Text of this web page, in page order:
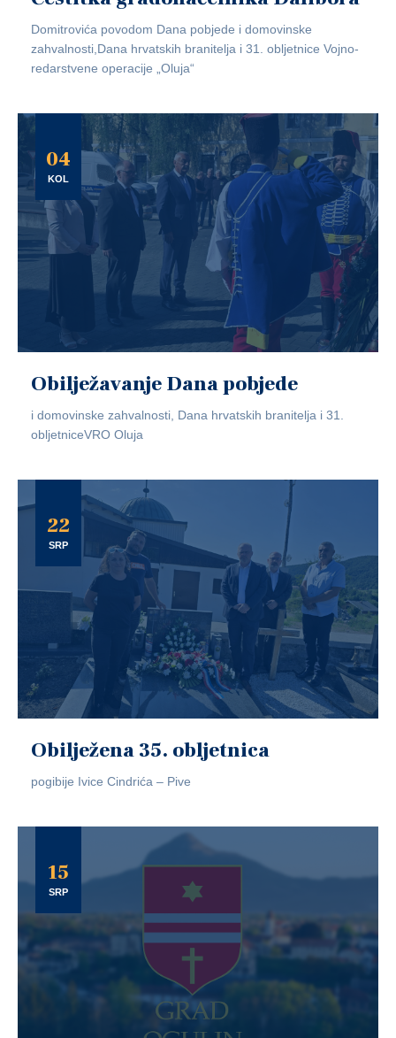
Domitrovića povodom Dana pobjede i domovinske
zahvalnosti,Dana hrvatskih branitelja i 31. obljetnice Vojno-
redarstvene operacije „Oluja“
04
KOL
Obilježavanje Dana pobjede
i domovinske zahvalnosti, Dana hrvatskih branitelja i 31.
obljetniceVRO Oluja
22
SRP
Obilježena 35. obljetnica
pogibije Ivice Cindrića – Pive
15
SRP